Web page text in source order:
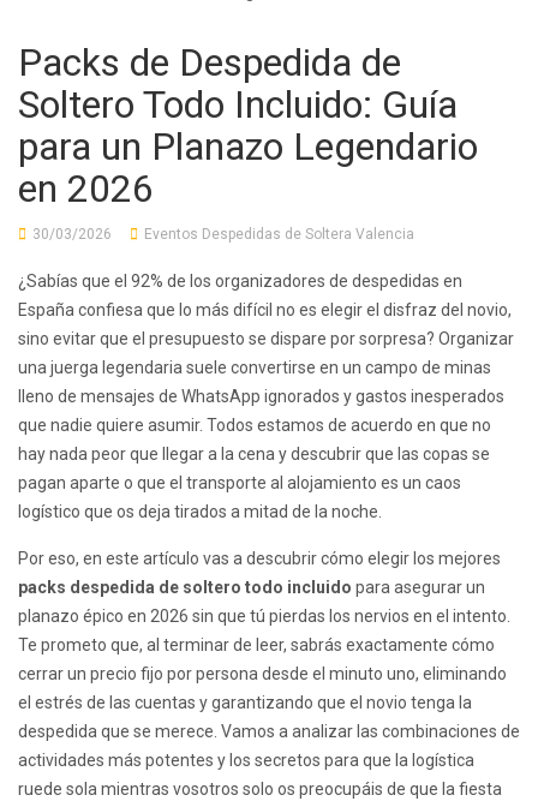
Packs de Despedida de
Soltero Todo Incluido: Guía
para un Planazo Legendario
en 2026
30/03/2026 Eventos Despedidas de Soltera Valencia
¿Sabías que el 92% de los organizadores de despedidas en
España confiesa que lo más difícil no es elegir el disfraz del novio,
sino evitar que el presupuesto se dispare por sorpresa? Organizar
una juerga legendaria suele convertirse en un campo de minas
lleno de mensajes de WhatsApp ignorados y gastos inesperados
que nadie quiere asumir. Todos estamos de acuerdo en que no
hay nada peor que llegar a la cena y descubrir que las copas se
pagan aparte o que el transporte al alojamiento es un caos
logístico que os deja tirados a mitad de la noche.
Por eso, en este artículo vas a descubrir cómo elegir los mejores
packs despedida de soltero todo incluido para asegurar un
planazo épico en 2026 sin que tú pierdas los nervios en el intento.
Te prometo que, al terminar de leer, sabrás exactamente cómo
cerrar un precio fijo por persona desde el minuto uno, eliminando
el estrés de las cuentas y garantizando que el novio tenga la
despedida que se merece. Vamos a analizar las combinaciones de
actividades más potentes y los secretos para que la logística
ruede sola mientras vosotros solo os preocupáis de que la fiesta